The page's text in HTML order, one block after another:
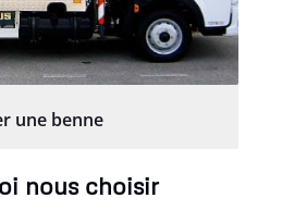
une benne
nous choisir